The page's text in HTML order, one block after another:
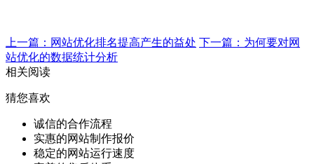
上一篇：网站优化排名提高产生的益处 下一篇：为何要对网
站优化的数据统计分析
相关阅读
猜您喜欢
诚信的合作流程
实惠的网站制作报价
稳定的网站运行速度